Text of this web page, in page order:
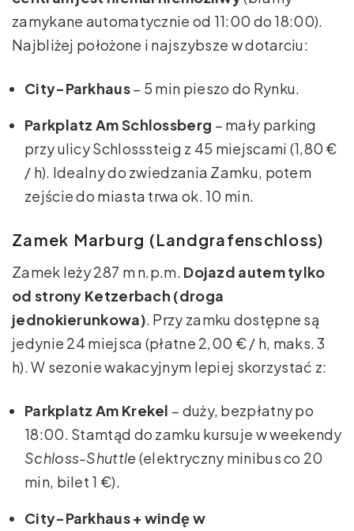
zamykane automatycznie od 11:00 do 18:00).
Najbliżej położone i najszybsze w dotarciu:
City-Parkhaus– 5 min pieszo do Rynku.
Parkplatz Am Schlossberg – mały parking
przy ulicy Schlosssteig z 45 miejscami (1,80 €
/ h). Idealny do zwiedzania Zamku, potem
zejście do miasta trwa ok. 10 min.
Zamek Marburg (Landgrafenschloss)
Zamek leży 287 m n.p.m. Dojazd autem tylko
od strony Ketzerbach (droga
jednokierunkowa). Przy zamku dostępne są
jedynie 24 miejsca (płatne 2,00 € / h, maks. 3
h). W sezonie wakacyjnym lepiej skorzystać z:
Parkplatz Am Krekel – duży, bezpłatny po
18:00. Stamtąd do zamku kursuje w weekendy
Schloss-Shuttle(elektryczny minibus co 20
min, bilet 1 €).
City-Parkhaus + windę w